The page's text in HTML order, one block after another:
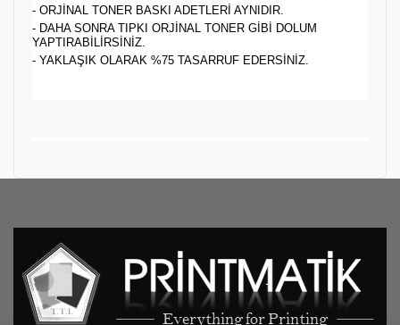
- ORJİNAL TONER BASKI ADETLERİ AYNIDIR.
- DAHA SONRA TIPKI ORJİNAL TONER GİBİ DOLUM
YAPTIRABİLİRSİNİZ.
- YAKLAŞIK OLARAK %75 TASARRUF EDERSİNİZ.